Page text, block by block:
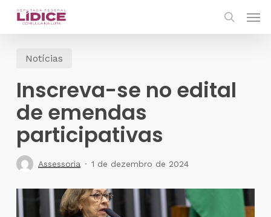
Skip
contentNotícias
Inscreva-se no edital
de emendas
participativas
Assessoria 1 de dezembro de 2024